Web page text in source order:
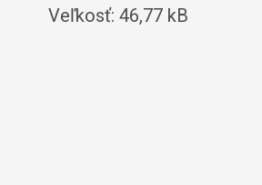
Veľkosť: 46,77 kB